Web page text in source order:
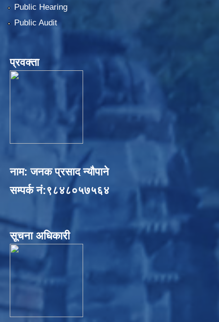
Public Hearing
Public Audit
प्रवक्ता
नाम: जनक प्रसाद न्यौपाने
सम्पर्क नं:९८४८०५७५६४
सूचना अधिकारी